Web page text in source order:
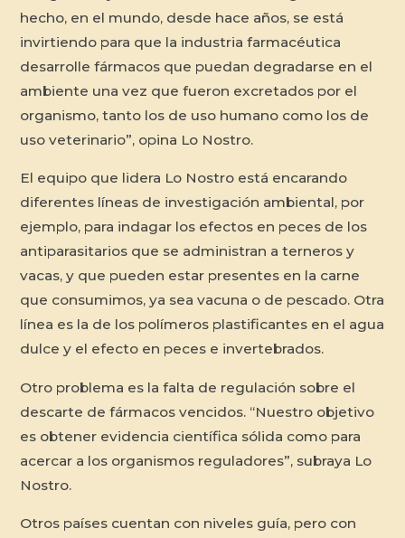
hecho, en el mundo, desde hace años, se está
invirtiendo para que la industria farmacéutica
desarrolle fármacos que puedan degradarse en el
ambiente una vez que fueron excretados por el
organismo, tanto los de uso humano como los de
uso veterinario”, opina Lo Nostro.
El equipo que lidera Lo Nostro está encarando
diferentes líneas de investigación ambiental, por
ejemplo, para indagar los efectos en peces de los
antiparasitarios que se administran a terneros y
vacas, y que pueden estar presentes en la carne
que consumimos, ya sea vacuna o de pescado. Otra
línea es la de los polímeros plastificantes en el agua
dulce y el efecto en peces e invertebrados.
Otro problema es la falta de regulación sobre el
descarte de fármacos vencidos. “Nuestro objetivo
es obtener evidencia científica sólida como para
acercar a los organismos reguladores”, subraya Lo
Nostro.
Otros países cuentan con niveles guía, pero con